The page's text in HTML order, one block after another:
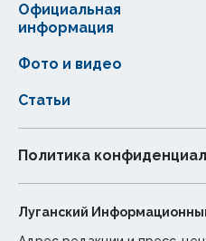
Статьи
Официальная
информация
Фото и видео
Политика
Луганский